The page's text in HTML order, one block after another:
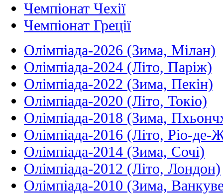
Чемпіонат Чехії
Чемпіонат Греції
Олімпіада-2026 (Зима, Мілан)
Олімпіада-2024 (Літо, Паріж)
Олімпіада-2022 (Зима, Пекін)
Олімпіада-2020 (Літо, Токіо)
Олімпіада-2018 (Зима,
Олімпіада-2016 (Літо, Ріо-де-
Олімпіада-2014 (Зима, Сочі)
Олімпіада-2012 (Літо, Лондон)
Олімпіада-2010 (Зима,